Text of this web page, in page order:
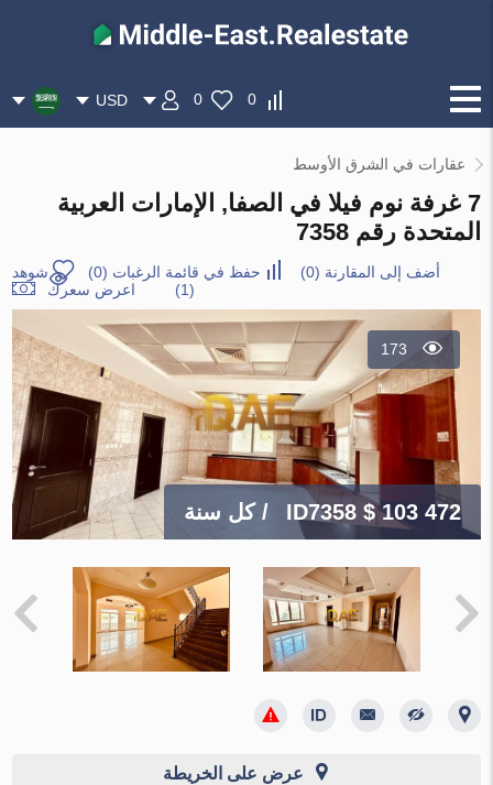
0
0
USD
عقارات في الشرق الأوسط
7 غرفة نوم فيلا في الصفا, الإمارات العربية
المتحدة رقم 7358
أضف إلى المقارنة (
0
) حفظ في قائمة الرغبات (
0
)
شوهد
(1)
اعرض سعرك
173
ID7358$ 103 472 / كل سنة
عرض على الخريطة